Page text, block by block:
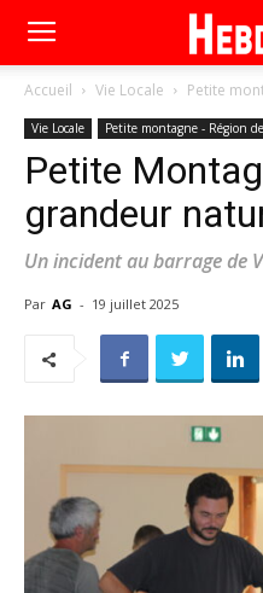
Accueil Vie Locale Petite
Vie Locale Petite montagne - Région
Petite
grandeur
Un incident au barrage de
Par AG - 19 juillet 2025